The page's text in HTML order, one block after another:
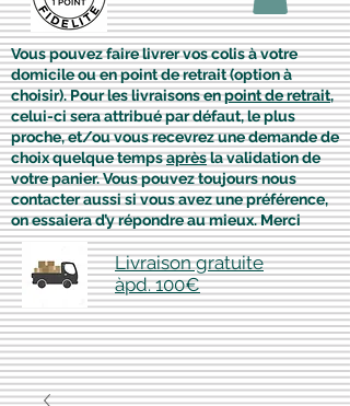
Vous pouvez faire livrer vos colis à votre
domicile ou en point de retrait (option à
choisir). Pour les livraisons enpoint de retrait,
celui-ci sera attribué par défaut, le plus
proche, et/ou vous recevrez une demande de
choix quelque tempsaprèsla validation de
votre panier. Vous pouvez toujours nous
contacter aussi si vous avez une préférence,
on essaiera d’y répondre au mieux. Merci
Livraison gratuite
àpd. 100€